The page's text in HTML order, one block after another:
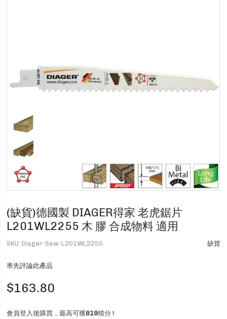
(缺貨)德國製 DIAGER得家 老虎鋸片
L201WL2255 木 膠 合成物料 適用
缺貨
SKU Diager-Saw-L201WL2255
率先評論此產品
$163.80
會員登入後購買，最高可獲819積分 !